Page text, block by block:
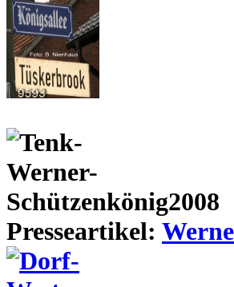
Presseartikel: